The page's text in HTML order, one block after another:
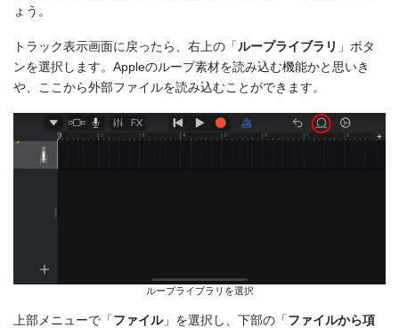
ょう。
トラック表示画面に戻ったら、右上の「ループライブラリ 」ボタ
ンを選択します。Appleのループ素材を読み込む機能かと思いき
や、ここから外部ファイルを読み込むことができます。
ループライブラリを選択
上部メニューで「ファイル」を選択し、下部の「ファイルから項